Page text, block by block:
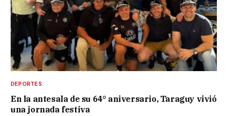
DEPORTES
En la antesala de su 64° aniversario, Taraguy vivió
una jornada festiva